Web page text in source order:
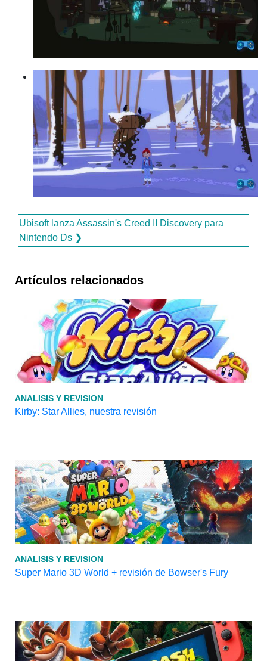
Ubisoft lanza Assassin's Creed II Discovery para
Nintendo Ds ❯
Artículos relacionados
ANALISIS Y REVISION
Kirby: Star Allies, nuestra revisión
ANALISIS Y REVISION
Super Mario 3D World + revisión de Bowser's Fury